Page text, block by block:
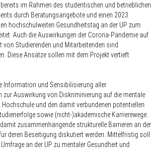
im Rahmen des studentischen und betrieblichen
durch Beratungsangebote und einen 2023
hochschulweiten Gesundheitstag an der UP zum
Auch die Auswirkungen der Corona-Pandemie auf
von Studierenden und Mitarbeitenden sind
Diese Ansätze sollen mit dem Projekt vertieft
Information und Sensibilisierung aller
zur Auswirkung von Diskriminierung auf die mentale
und den damit verbundenen potentiellen
sowie (nicht-)akademische Karrierewege.
zusammenhängende strukturelle Barrieren an der
deren Beseitigung diskutiert werden. Mittelfristig soll
an der UP zu mentaler Gesundheit und